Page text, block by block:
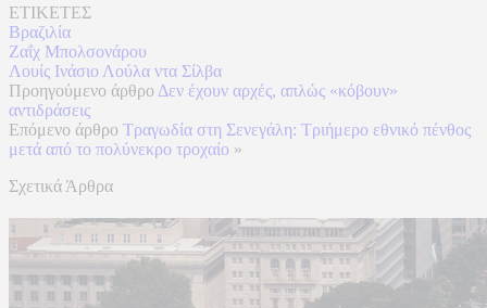
ΕΤΙΚΕΤΕΣ
Βραζιλία
Ζαΐχ Μπολσονάρου
Λουίς Ινάσιο Λούλα ντα Σίλβα
Προηγούμενο άρθρο Δεν έχουν αρχές, απλώς «κόβουν»
αντιδράσεις
Επόμενο άρθρο Τραγωδία στη Σενεγάλη: Τριήμερο εθνικό πένθος
μετά από το πολύνεκρο τροχαίο »
Σχετικά Άρθρα